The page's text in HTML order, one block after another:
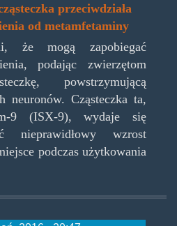
przeciwdziała
od metamfetaminy
że mogą zapobiegać
podając zwierzętom
powstrzymującą
neuronów. Cząsteczka ta,
9 (ISX-9), wydaje się
nieprawidłowy wzrost
podczas użytkowania